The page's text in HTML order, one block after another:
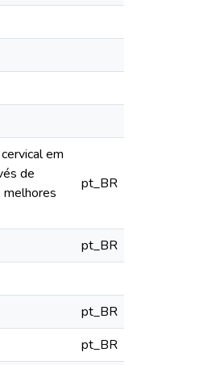
em
de
melhores
pt_BR
pt_BR
pt_BR
pt_BR